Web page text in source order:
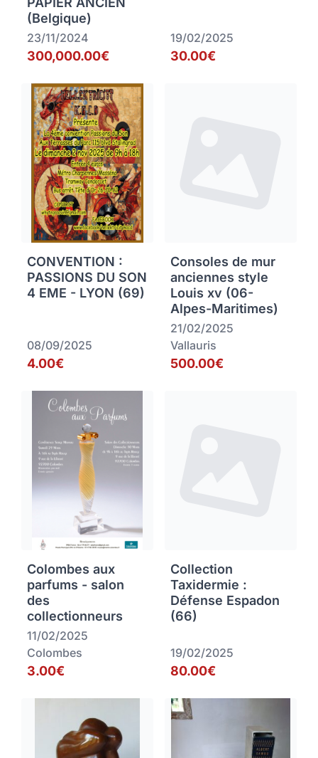
(Belgique)
23/11/2024
300,000.00€
19/02/2025
30.00€
CONVENTION :
PASSIONS DU SON
4 EME - LYON (69)
08/09/2025
4.00€
Consoles de mur
anciennes style
Louis xv (06-
Alpes-Maritimes)
21/02/2025
Vallauris
500.00€
Colombes aux
parfums - salon
des
collectionneurs
11/02/2025
Colombes
3.00€
Collection
Taxidermie :
Défense Espadon
(66)
19/02/2025
80.00€